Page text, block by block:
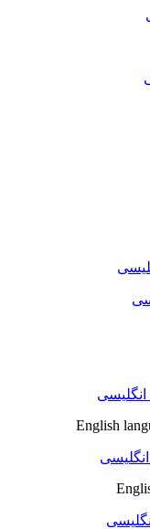
انگلیسی
English